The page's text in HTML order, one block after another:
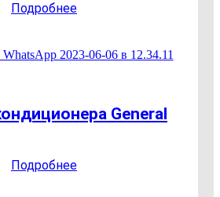
Подробнее
General
Подробнее